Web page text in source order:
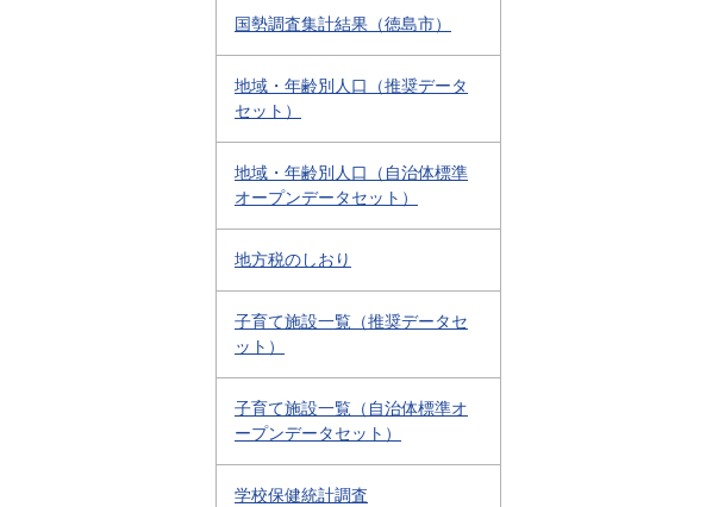
国勢調査集計結果（徳島市）
地域・年齢別人口（推奨データ
セット）
地域・年齢別人口（自治体標準
オープンデータセット）
地方税のしおり
子育て施設一覧（推奨データセ
ット）
子育て施設一覧（自治体標準オ
ープンデータセット）
学校保健統計調査